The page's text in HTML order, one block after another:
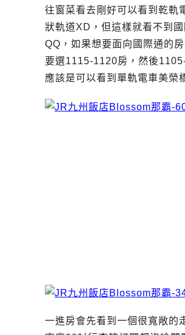
往窗菜看去剛好可以看到乾軌
狀軌道XD，但這樣就看不到國
QQ，如果想要面向國際通的
要選1115-1120房，然後
應該是可以看到單軌電車美榮
一進房會先看到一個很寬敞的